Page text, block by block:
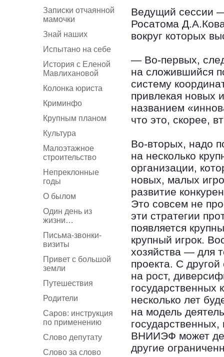
Записки отчаянной
мамочки
Знай наших
Испытано на себе
История с Еленой
Мавлихановой
Колонка юриста
Криминфо
Крупным планом
Культура
Малоэтажное
строительство
Непреклонные
годы
О былом
Один день из
жизни…
Письма-звонки-
визиты
Привет с большой
земли
Путешествия
Родители
Саров: инструкция
по применению
Слово депутату
Слово за слово
Ведущий сессии —
Росатома
вокруг которых
— Во-первых,
на сложившийся
систему
привлекая новых
названием
что это, скорее,
Во-вторых, надо
на несколько
организации,
новых, малых
развитие
Это совсем не
эти стратегии
появляется
крупный игрок.
хозяйства — для
проекта. С
на рост,
государственных
несколько лет
на модель
ВНИИЭФ может
другие